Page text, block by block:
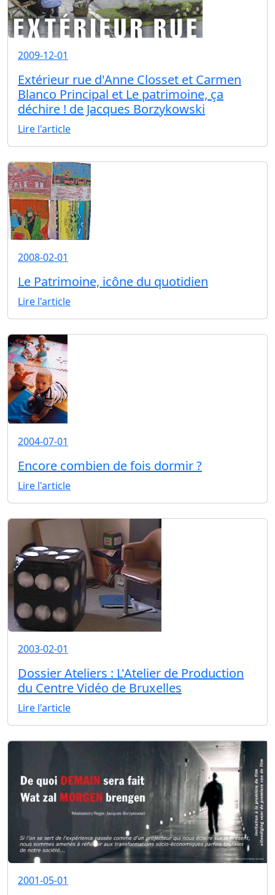
2009-12-01
Extérieur rue d'Anne Closset et Carmen
Blanco Principal et Le patrimoine, ça
déchire ! de Jacques Borzykowski
Lire l'article
2008-02-01
Le Patrimoine, icône du quotidien
Lire l'article
2004-07-01
Encore combien de fois dormir ?
Lire l'article
2003-02-01
Dossier Ateliers : L'Atelier de Production
du Centre Vidéo de Bruxelles
Lire l'article
2001-05-01